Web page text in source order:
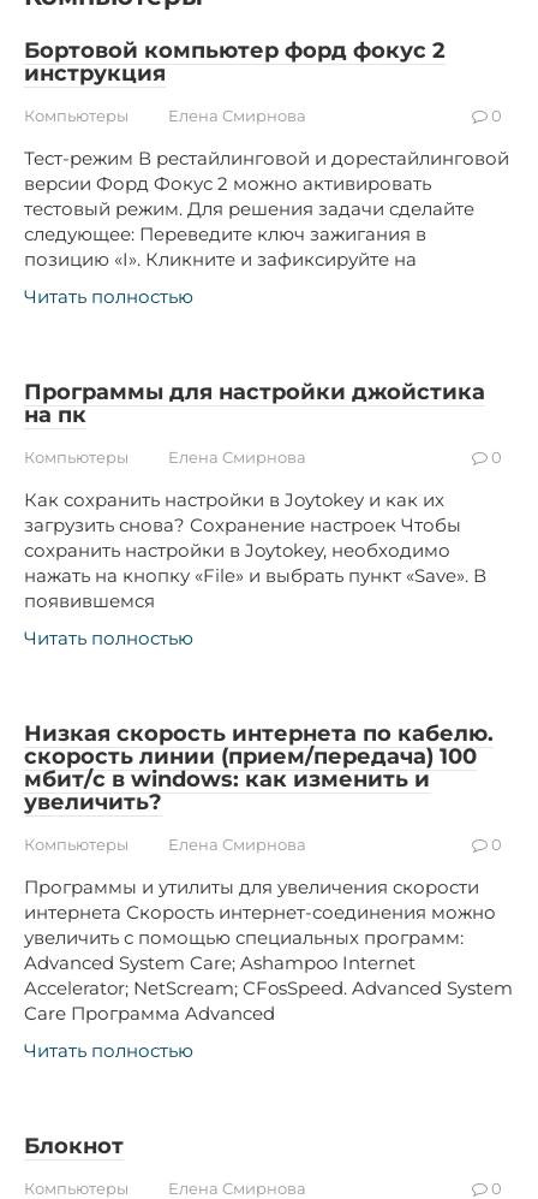
Бортовой компьютер форд фокус 2
инструкция
Компьютеры Елена Смирнова 0
Тест-режим В рестайлинговой и дорестайлинговой
версии Форд Фокус 2 можно активировать
тестовый режим. Для решения задачи сделайте
следующее: Переведите ключ зажигания в
позицию «I». Кликните и зафиксируйте на
Читать полностью
Программы для настройки джойстика
на пк
Компьютеры Елена Смирнова 0
Как сохранить настройки в Joytokey и как их
загрузить снова? Сохранение настроек Чтобы
сохранить настройки в Joytokey, необходимо
нажать на кнопку «File» и выбрать пункт «Save». В
появившемся
Читать полностью
Низкая скорость интернета по кабелю.
скорость линии (прием/передача) 100
мбит/с в windows: как изменить и
увеличить?
Компьютеры Елена Смирнова 0
Программы и утилиты для увеличения скорости
интернета Скорость интернет-соединения можно
увеличить с помощью специальных программ:
Advanced System Care; Ashampoo Internet
Accelerator; NetScream; СFosSpeed. Advanced System
Care Программа Advanced
Читать полностью
Блокнот
Компьютеры Елена Смирнова 0